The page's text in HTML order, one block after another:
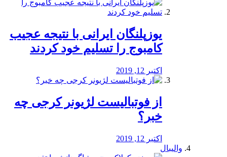
یوزپلنگان ایرانی با نتیجه عجیب
کامبوج را تسلیم خود کردند
اکتبر 12, 2019
از فوتبالیست لژیونر کرجی چه
خبر؟
اکتبر 12, 2019
والیبال